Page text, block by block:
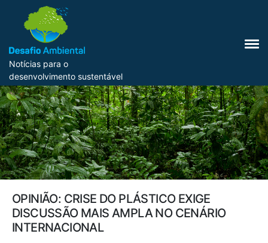
Notícias para o
desenvolvimento sustentável
OPINIÃO: CRISE DO PLÁSTICO EXIGE
DISCUSSÃO MAIS AMPLA NO CENÁRIO
INTERNACIONAL